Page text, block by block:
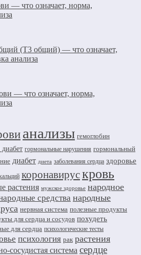
— что означает, норма,
(Т3 общий) — что означает,
анализа
— что означает, норма,
анализы гемоглобин
гормональные нарушения гормональный
диабет диета заболевания сердца здоровье
коронавирускровь
растения мужское здоровье народное
средства народные
нервная система полезные продукты
для сердца и сосудов похудеть
для сердца психологические тесты
психология рак растения
сосудистая система сердце